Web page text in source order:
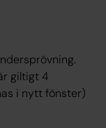
giltigt 4
i nytt fönster)